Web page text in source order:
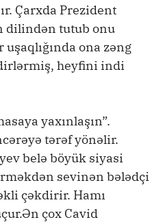
Çarxda Prezident
dilindən tutub onu
uşaqlığında ona zəng
heyfini indi
yaxınlaşın”.
tərəf yönəlir.
belə böyük siyasi
sevinən bələdçi
çəkdirir. Hamı
çox Cavid